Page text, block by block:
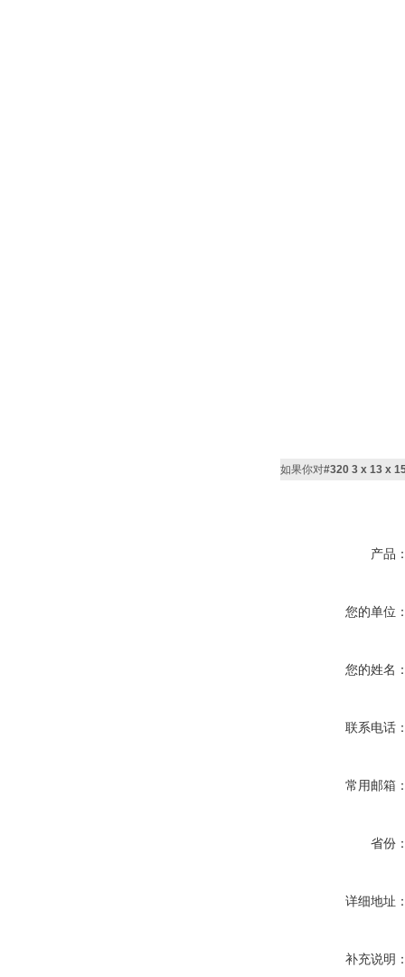
如果你对#320 3 x 13 x
产品
您的单位
您的姓名
联系电话
常用邮箱
省份
详细地址
补充说明